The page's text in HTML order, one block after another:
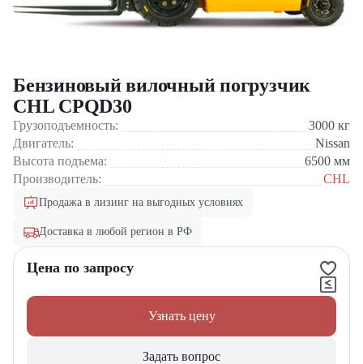
Бензиновый вилочный погрузчик
CHL CPQD30
Грузоподъемность: 3000 кг
Двигатель:
Nissan
Высота подъема:
6500 мм
Производитель:
CHL
Продажа в лизинг на выгодных условиях
Доставка в любой регион в РФ
Цена по запросу
Узнать цену
Задать вопрос